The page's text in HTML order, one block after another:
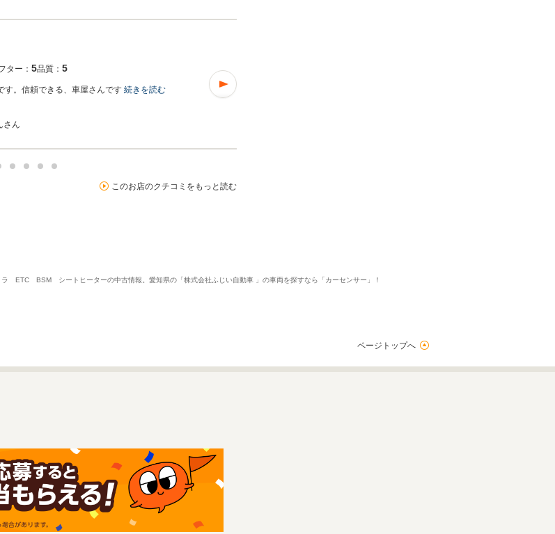
ター： 5品質： 5
す。信頼できる、車屋さんです 続きを読む
さん
このお店のクチコミをもっと読む
BSM シートヒーターの中古情報。愛知県の「株式会社ふじい自動車 」の車両を探すなら「カーセンサー」！
ページトップへ